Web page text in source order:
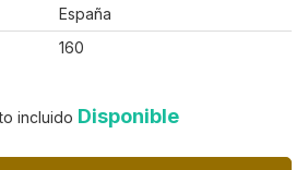
España
160
incluido Disponible